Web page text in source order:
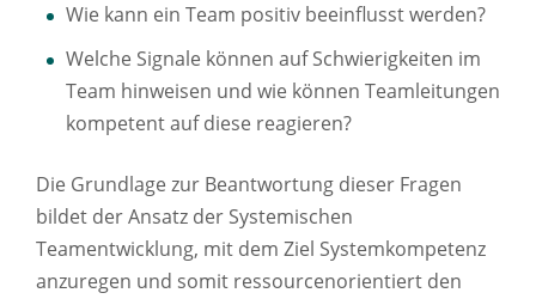
Wie kann ein Team positiv beeinflusst werden?
Welche Signale können auf Schwierigkeiten im
Team hinweisen und wie können Teamleitungen
kompetent auf diese reagieren?
Die Grundlage zur Beantwortung dieser Fragen
bildet der Ansatz der Systemischen
Teamentwicklung, mit dem Ziel Systemkompetenz
anzuregen und somit ressourcenorientiert den